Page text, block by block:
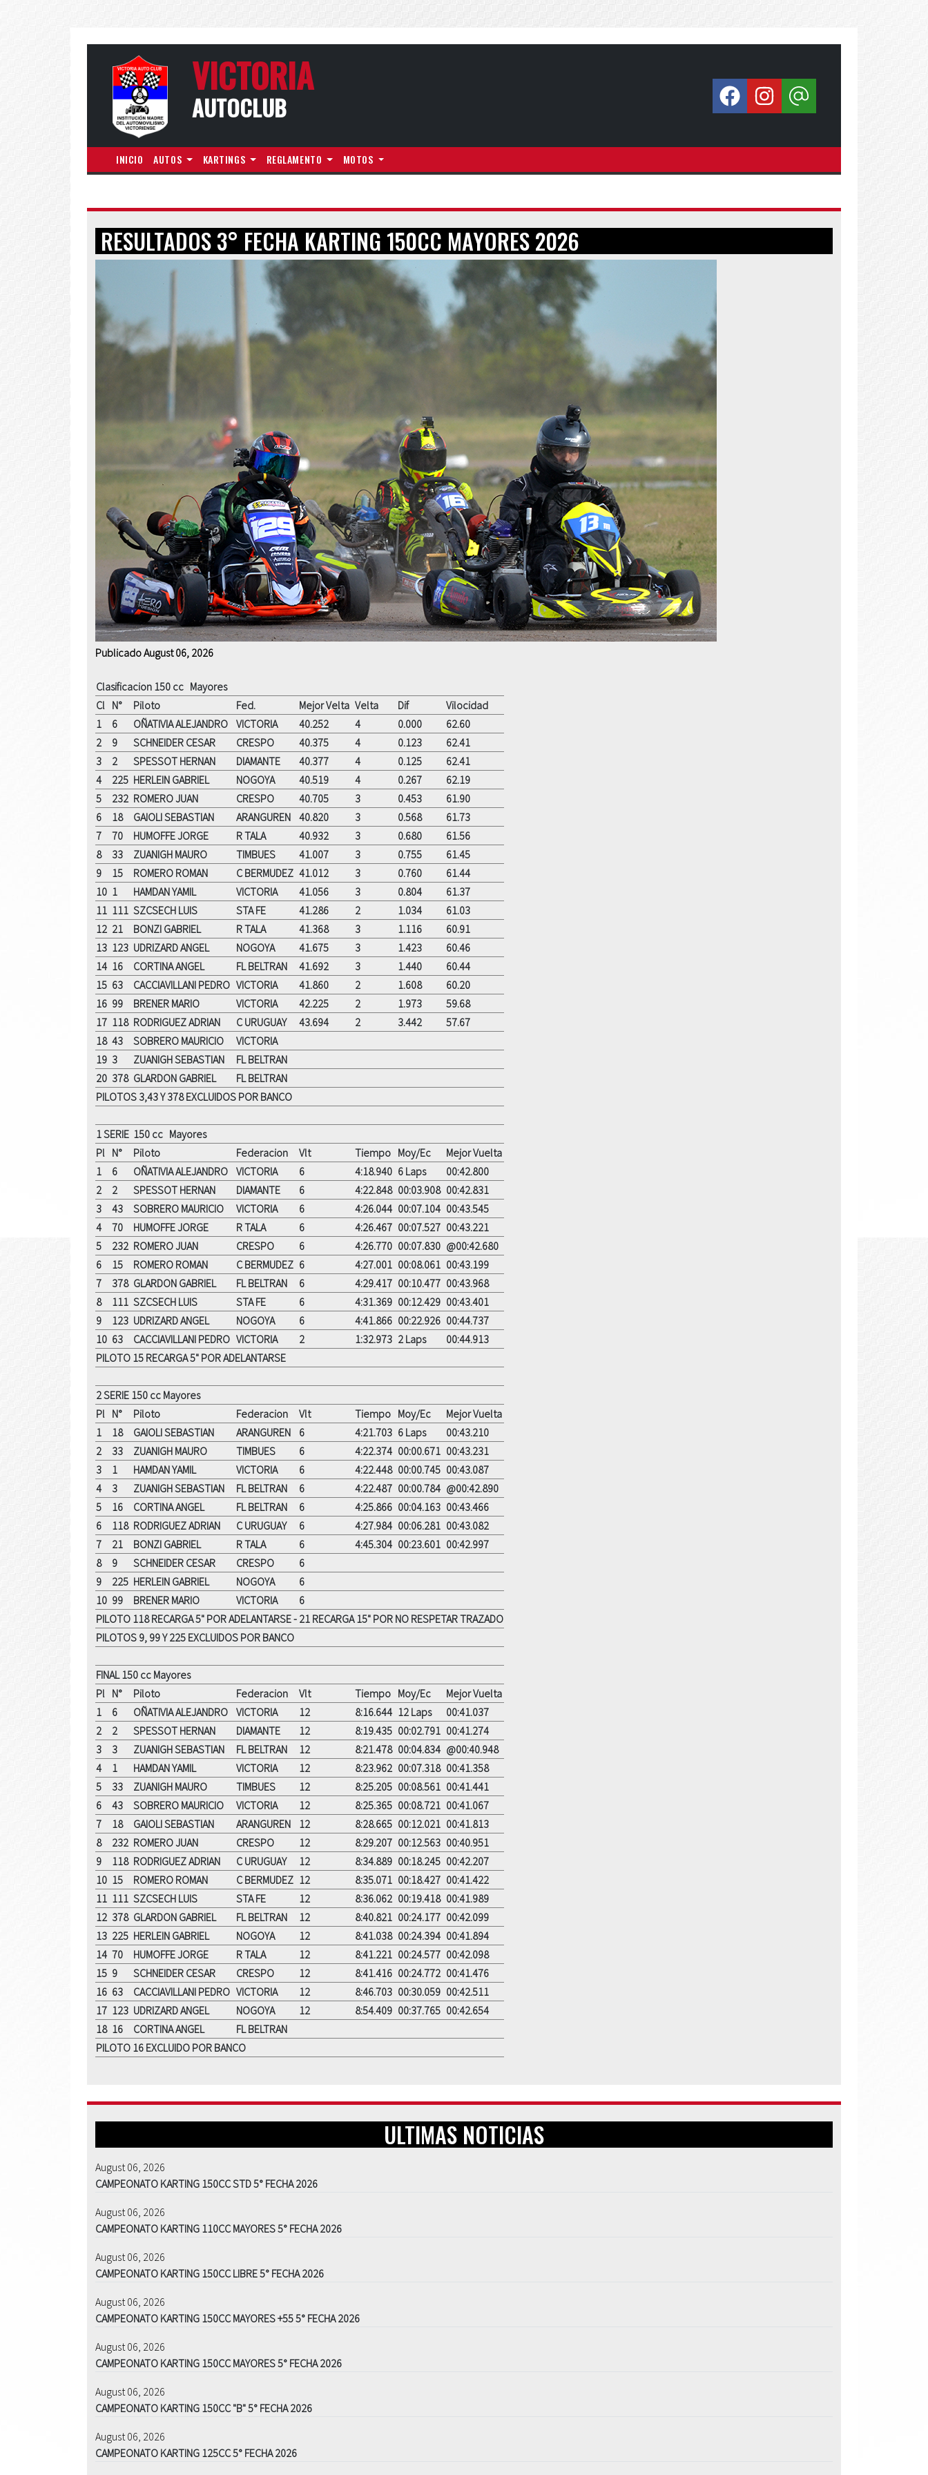
VICTORIA
AUTOCLUB
INICIO AUTOS KARTINGS REGLAMENTO MOTOS
RESULTADOS 3° FECHA KARTING 150CC MAYORES 2026
Publicado August 06, 2026
Clasificacion 150 cc Mayores
Cl N° Piloto Fed. Mejor Velta Velta Dif
Vilocidad
1
6 OÑATIVIA ALEJANDRO VICTORIA 40.252 4 0.000
62.60
2
9 SCHNEIDER CESAR CRESPO 40.375 4 0.123
62.41
3
2 SPESSOT HERNAN DIAMANTE 40.377 4 0.125
62.41
4
225 HERLEIN GABRIEL NOGOYA 40.519 4 0.267
62.19
5
232 ROMERO JUAN CRESPO 40.705 3 0.453
61.90
6
18 GAIOLI SEBASTIAN ARANGUREN 40.820 3 0.568
61.73
7
70 HUMOFFE JORGE R TALA 40.932 3 0.680
61.56
8
33 ZUANIGH MAURO TIMBUES 41.007 3 0.755
61.45
9
15 ROMERO ROMAN C BERMUDEZ 41.012 3 0.760
61.44
10 1 HAMDAN YAMIL VICTORIA 41.056 3 0.804
61.37
11 111 SZCSECH LUIS STA FE 41.286 2 1.034
61.03
12 21 BONZI GABRIEL R TALA 41.368 3 1.116
60.91
13 123 UDRIZARD ANGEL NOGOYA 41.675 3 1.423
60.46
14 16 CORTINA ANGEL FL BELTRAN 41.692 3 1.440
60.44
15 63 CACCIAVILLANI PEDRO VICTORIA 41.860 2 1.608
60.20
16 99 BRENER MARIO VICTORIA 42.225 2 1.973
59.68
17 118 RODRIGUEZ ADRIAN C URUGUAY 43.694 2 3.442
57.67
18 43 SOBRERO MAURICIO
VICTORIA
19 3 ZUANIGH SEBASTIAN
FL BELTRAN
20 378 GLARDON GABRIEL
FL BELTRAN
PILOTOS 3,43 Y 378 EXCLUIDOS POR BANCO
1 SERIE 150 cc Mayores
Pl N° Piloto Federacion Vlt Tiempo Moy/Ec
Mejor Vuelta
1
6 OÑATIVIA ALEJANDRO VICTORIA 6 4:18.940 6 Laps
00:42.800
2
2 SPESSOT HERNAN DIAMANTE 6 4:22.848 00:03.908 00:42.831
3
43 SOBRERO MAURICIO VICTORIA 6 4:26.044 00:07.104 00:43.545
4
70 HUMOFFE JORGE R TALA 6 4:26.467 00:07.527 00:43.221
5
232 ROMERO JUAN CRESPO 6 4:26.770 00:07.830 @00:42.680
6
15 ROMERO ROMAN C BERMUDEZ 6 4:27.001 00:08.061 00:43.199
7
378 GLARDON GABRIEL FL BELTRAN 6 4:29.417 00:10.477 00:43.968
8
111 SZCSECH LUIS STA FE 6 4:31.369 00:12.429 00:43.401
9
123 UDRIZARD ANGEL NOGOYA 6 4:41.866 00:22.926 00:44.737
10 63 CACCIAVILLANI PEDRO VICTORIA 2 1:32.973 2 Laps
00:44.913
PILOTO 15 RECARGA 5" POR ADELANTARSE
2 SERIE 150 cc Mayores
Pl N° Piloto Federacion Vlt Tiempo Moy/Ec
Mejor Vuelta
1
18 GAIOLI SEBASTIAN ARANGUREN 6 4:21.703 6 Laps
00:43.210
2
33 ZUANIGH MAURO TIMBUES 6 4:22.374 00:00.671 00:43.231
3
1 HAMDAN YAMIL VICTORIA 6 4:22.448 00:00.745 00:43.087
4
3 ZUANIGH SEBASTIAN FL BELTRAN 6 4:22.487 00:00.784 @00:42.890
5
16 CORTINA ANGEL FL BELTRAN 6 4:25.866 00:04.163 00:43.466
6
118 RODRIGUEZ ADRIAN C URUGUAY 6 4:27.984 00:06.281 00:43.082
7
21 BONZI GABRIEL R TALA 6 4:45.304 00:23.601 00:42.997
8
9 SCHNEIDER CESAR CRESPO
6
9
225 HERLEIN GABRIEL NOGOYA
6
10 99 BRENER MARIO VICTORIA
6
PILOTO 118 RECARGA 5" POR ADELANTARSE - 21 RECARGA 15" POR NO RESPETAR TRAZADO
PILOTOS 9, 99 Y 225 EXCLUIDOS POR BANCO
FINAL 150 cc Mayores
Pl N° Piloto Federacion Vlt Tiempo Moy/Ec
Mejor Vuelta
1
6 OÑATIVIA ALEJANDRO VICTORIA 12 8:16.644 12 Laps
00:41.037
2
2 SPESSOT HERNAN DIAMANTE 12 8:19.435 00:02.791 00:41.274
3
3 ZUANIGH SEBASTIAN FL BELTRAN 12 8:21.478 00:04.834 @00:40.948
4
1 HAMDAN YAMIL VICTORIA 12 8:23.962 00:07.318 00:41.358
5
33 ZUANIGH MAURO TIMBUES 12 8:25.205 00:08.561 00:41.441
6
43 SOBRERO MAURICIO VICTORIA 12 8:25.365 00:08.721 00:41.067
7
18 GAIOLI SEBASTIAN ARANGUREN 12 8:28.665 00:12.021 00:41.813
8
232 ROMERO JUAN CRESPO 12 8:29.207 00:12.563 00:40.951
9
118 RODRIGUEZ ADRIAN C URUGUAY 12 8:34.889 00:18.245 00:42.207
10 15 ROMERO ROMAN C BERMUDEZ 12 8:35.071 00:18.427 00:41.422
11 111 SZCSECH LUIS STA FE 12 8:36.062 00:19.418 00:41.989
12 378 GLARDON GABRIEL FL BELTRAN 12 8:40.821 00:24.177 00:42.099
13 225 HERLEIN GABRIEL NOGOYA 12 8:41.038 00:24.394 00:41.894
14 70 HUMOFFE JORGE R TALA 12 8:41.221 00:24.577 00:42.098
15 9 SCHNEIDER CESAR CRESPO 12 8:41.416 00:24.772 00:41.476
16 63 CACCIAVILLANI PEDRO VICTORIA 12 8:46.703 00:30.059 00:42.511
17 123 UDRIZARD ANGEL NOGOYA 12 8:54.409 00:37.765 00:42.654
18 16 CORTINA ANGEL
FL BELTRAN
PILOTO 16 EXCLUIDO POR BANCO
ULTIMAS NOTICIAS
August 06, 2026
CAMPEONATO KARTING 150CC STD 5° FECHA 2026
August 06, 2026
CAMPEONATO KARTING 110CC MAYORES 5° FECHA 2026
August 06, 2026
CAMPEONATO KARTING 150CC LIBRE 5° FECHA 2026
August 06, 2026
CAMPEONATO KARTING 150CC MAYORES +55 5° FECHA 2026
August 06, 2026
CAMPEONATO KARTING 150CC MAYORES 5° FECHA 2026
August 06, 2026
CAMPEONATO KARTING 150CC "B" 5° FECHA 2026
August 06, 2026
CAMPEONATO KARTING 125CC 5° FECHA 2026